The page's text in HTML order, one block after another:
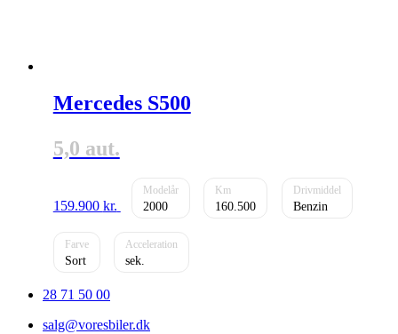
Mercedes S500
5,0 aut.
159.900 kr. 2000 160.500 Benzin
Sort
28 71 50 00
salg@voresbiler.dk